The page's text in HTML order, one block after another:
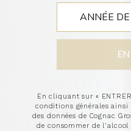
En cliquant sur «
conditions générales
des données de Cognac
de consommer de l'alcool